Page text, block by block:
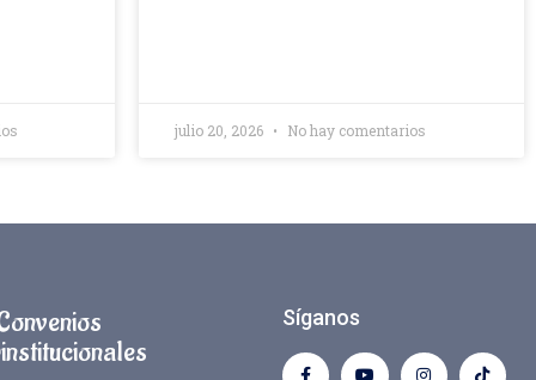
julio 20, 2026 No hay comentarios
Síganos